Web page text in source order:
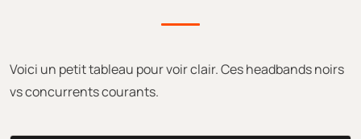
Voici un petit tableau pour voir clair. Ces headbands noirs
vs concurrents courants.